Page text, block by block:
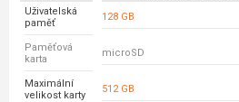
Uživatelská
paměť
128 GB
Paměťová
karta
microSD
Maximální
velikost karty
512 GB